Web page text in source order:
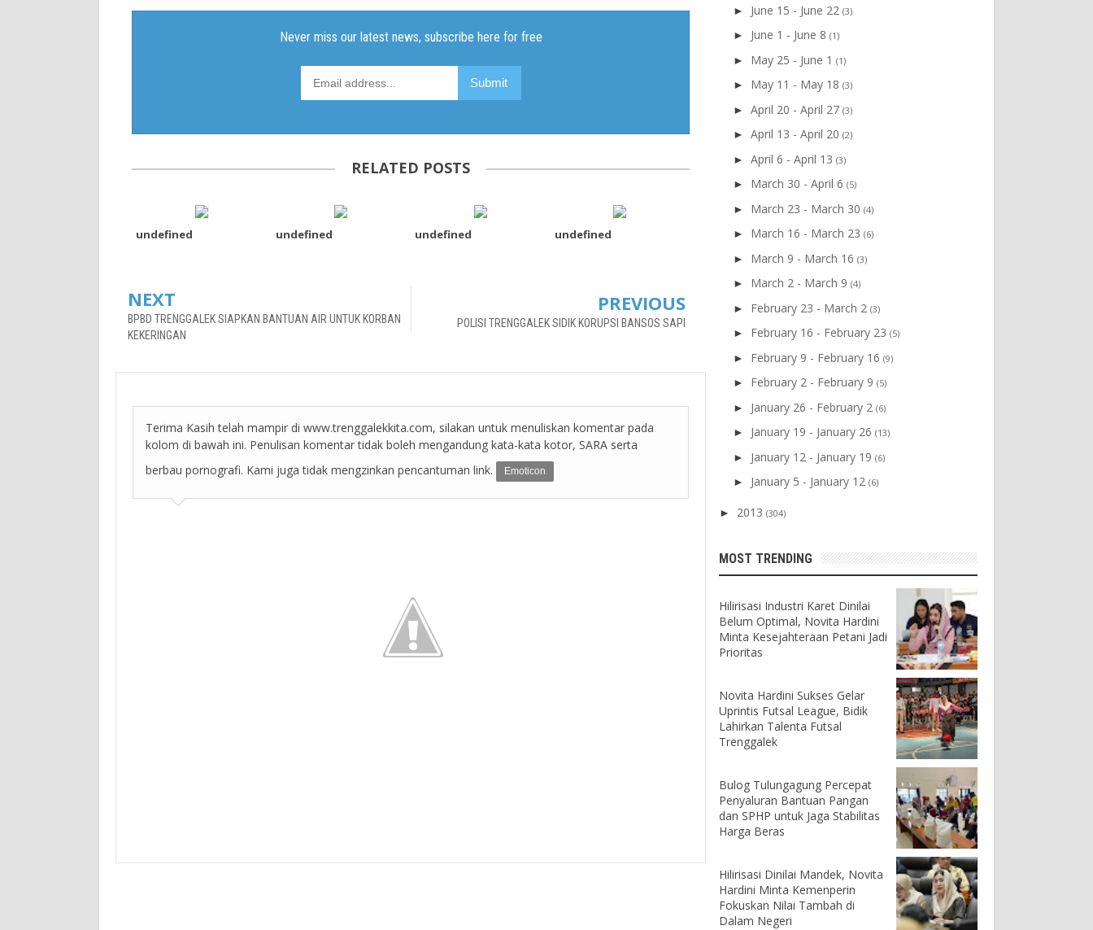
RELATED POSTS
undefined undefined undefined undefined
NEXT
BPBD TRENGGALEK SIAPKAN BANTUAN AIR UNTUK KORBAN
KEKERINGAN
PREVIOUS
POLISI TRENGGALEK SIDIK KORUPSI BANSOS SAPI
Terima Kasih telah mampir di www.trenggalekkita.com, silakan untuk menuliskan komentar pada
kolom di bawah ini. Penulisan komentar tidak boleh mengandung kata-kata kotor, SARA serta
berbau pornografi. Kami juga tidak mengzinkan pencantuman link.
Emoticon
► June 15 - June 22 (3)
► June 1 - June 8 (1)
► May 25 - June 1 (1)
► May 11 - May 18 (3)
► April 20 - April 27 (3)
► April 13 - April 20 (2)
► April 6 - April 13 (3)
► March 30 - April 6 (5)
► March 23 - March 30 (4)
► March 16 - March 23 (6)
► March 9 - March 16 (3)
► March 2 - March 9 (4)
► February 23 - March 2 (3)
► February 16 - February 23 (5)
► February 9 - February 16 (9)
► February 2 - February 9 (5)
► January 26 - February 2 (6)
► January 19 - January 26 (13)
► January 12 - January 19 (6)
► January 5 - January 12 (6)
► 2013 (304)
MOST TRENDING
Hilirisasi Industri Karet Dinilai
Belum Optimal, Novita Hardini
Minta Kesejahteraan Petani Jadi
Prioritas
Novita Hardini Sukses Gelar
Uprintis Futsal League, Bidik
Lahirkan Talenta Futsal
Trenggalek
Bulog Tulungagung Percepat
Penyaluran Bantuan Pangan
dan SPHP untuk Jaga Stabilitas
Harga Beras
Hilirisasi Dinilai Mandek, Novita
Hardini Minta Kemenperin
Fokuskan Nilai Tambah di
Dalam Negeri